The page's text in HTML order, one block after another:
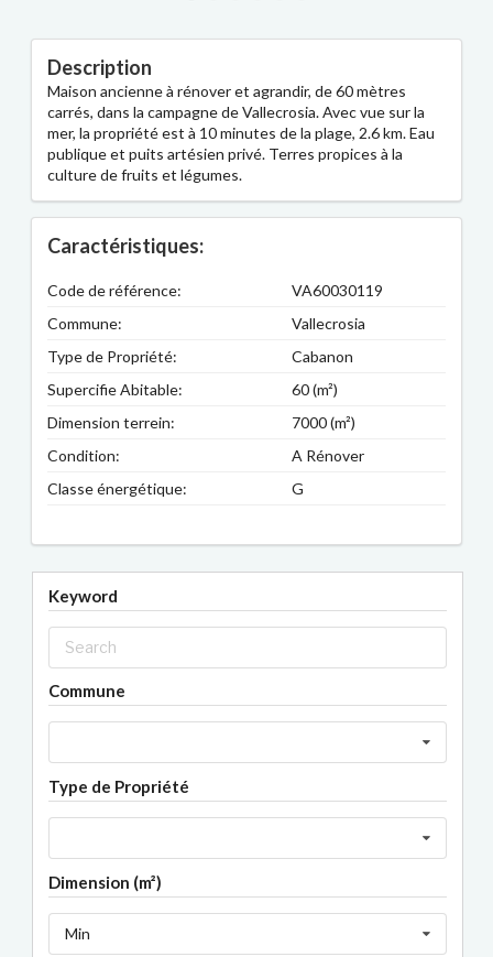
Description
Maison ancienne à rénover et agrandir, de 60 mètres
carrés, dans la campagne de Vallecrosia. Avec vue sur la
mer, la propriété est à 10 minutes de la plage, 2.6 km. Eau
publique et puits artésien privé. Terres propices à la
culture de fruits et légumes.
Caractéristiques:
Code de référence:
VA60030119
Commune:
Vallecrosia
Type de Propriété:
Cabanon
Supercifie Abitable:
60 (m²)
Dimension terrein:
7000 (m²)
Condition:
A Rénover
Classe énergétique:
G
Keyword
Commune
Type de Propriété
Dimension (m²)
Min